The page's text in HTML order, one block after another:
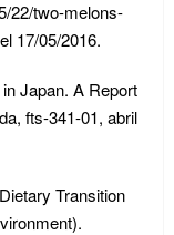
22/two-melons-
17/05/2016.
Japan. A Report
fts-341-01, abril
Transition